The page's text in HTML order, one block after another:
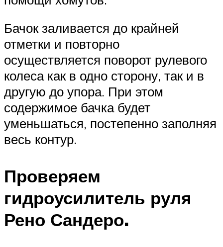
Бачок заливается до крайней
отметки и повторно
осуществляется поворот рулевого
колеса как в одно сторону, так и в
другую до упора. При этом
содержимое бачка будет
уменьшаться, постепенно заполняя
весь контур.
Проверяем
гидроусилитель руля
Рено Сандеро.